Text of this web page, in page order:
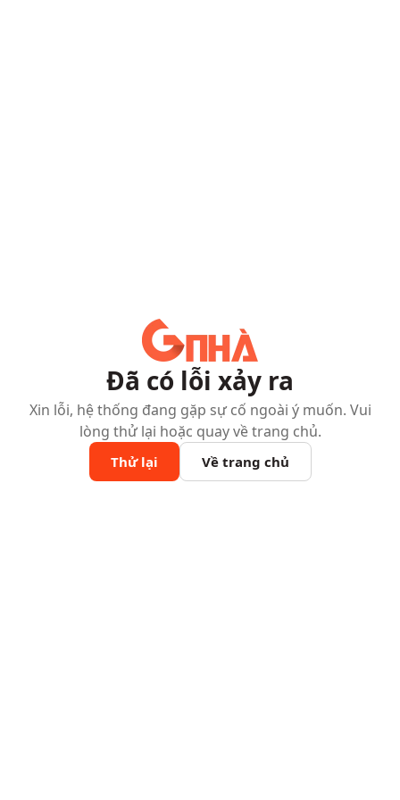
Đã có lỗi xảy ra
Xin lỗi, hệ thống đang gặp sự cố ngoài ý muốn. Vui
lòng thử lại hoặc quay về trang chủ.
Thử lại Về trang chủ